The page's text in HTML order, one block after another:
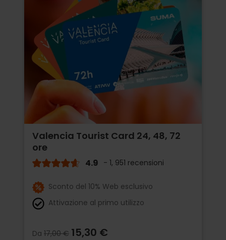
Valencia Tourist Card 24, 48, 72
ore
4.9 - 1, 951 recensioni
Sconto del 10% Web esclusivo
Attivazione al primo utilizzo
Da 17,00 € 15,30 €